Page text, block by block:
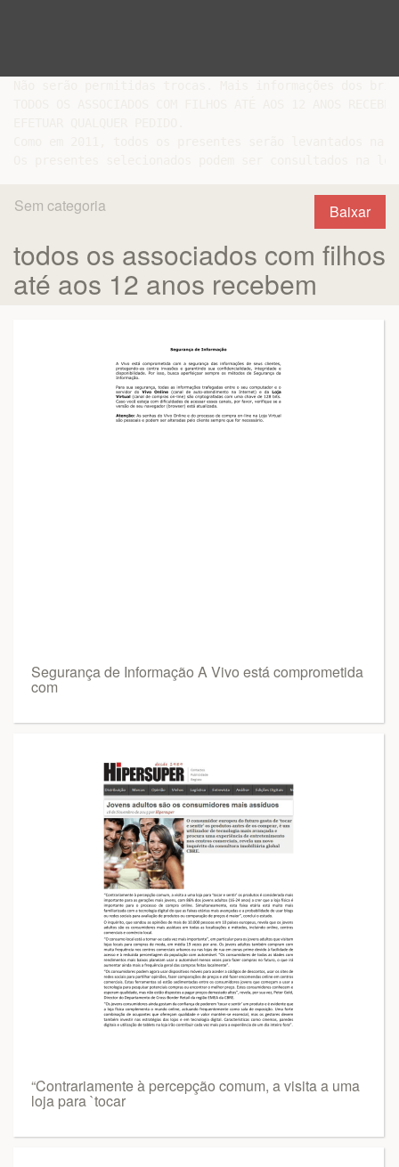
Baixar
Sem categoria
todos os associados com filhos
até aos 12 anos recebem
Segurança de Informação A Vivo está comprometida
com
“Contrariamente à percepção comum, a visita a uma
loja para `tocar